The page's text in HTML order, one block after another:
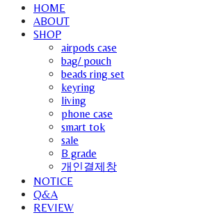
HOME
ABOUT
SHOP
airpods case
bag/ pouch
beads ring set
keyring
living
phone case
smart tok
sale
B grade
개인결제창
NOTICE
Q&A
REVIEW